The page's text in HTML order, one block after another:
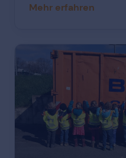
Mehr erfahren